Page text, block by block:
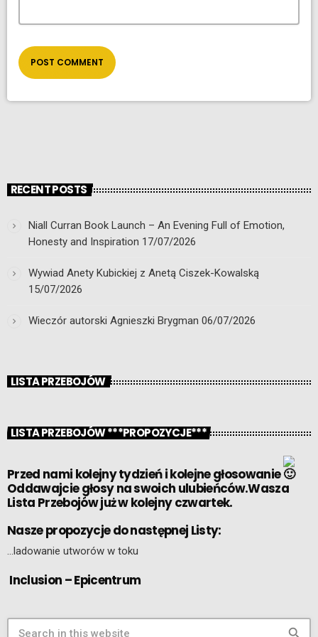
RECENT POSTS
Niall Curran Book Launch – An Evening Full of Emotion,
Honesty and Inspiration 17/07/2026
Wywiad Anety Kubickiej z Anetą Ciszek-Kowalską
15/07/2026
Wieczór autorski Agnieszki Brygman 06/07/2026
LISTA PRZEBOJÓW
LISTA PRZEBOJÓW ***PROPOZYCJE***
Przed nami kolejny tydzień i kolejne głosowanie
Oddawajcie głosy na swoich ulubieńców.Wasza
Lista Przebojów już w kolejny czwartek.
Nasze propozycje do następnej Listy:
…ladowanie utworów w toku
Inclusion – Epicentrum
search